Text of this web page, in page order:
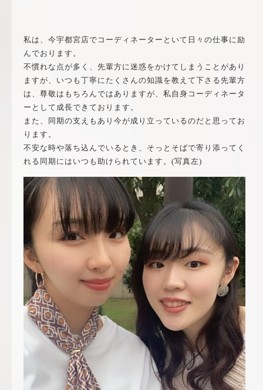
私は、今宇都宮店でコーディネーターといて日々の仕事に励
んでおります。
不慣れな点が多く、先輩方に迷惑をかけてしまうことがあり
ますが、いつも丁寧にたくさんの知識を教えて下さる先輩方
は、尊敬はもちろんではありますが、私自身コーディネータ
ーとして成長できております。
また、同期の支えもあり今が成り立っているのだと思ってお
ります。
不安な時や落ち込んでいるとき、そっとそばで寄り添ってく
れる同期にはいつも助けられています。(写真左)